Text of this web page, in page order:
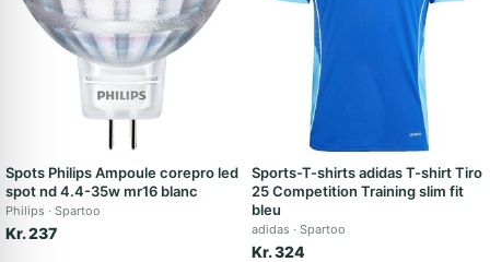
Spots Philips Ampoule corepro led
spot nd 4.4-35w mr16 blanc
Philips Spartoo
Kr. 237
Sports-T-shirts adidas T-shirt Tiro
25 Competition Training slim fit
bleu
adidas Spartoo
Kr. 324